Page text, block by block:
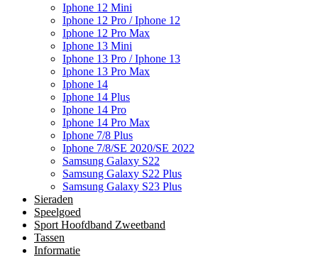
Iphone 12 Mini
Iphone 12 Pro / Iphone 12
Iphone 12 Pro Max
Iphone 13 Mini
Iphone 13 Pro / Iphone 13
Iphone 13 Pro Max
Iphone 14
Iphone 14 Plus
Iphone 14 Pro
Iphone 14 Pro Max
Iphone 7/8 Plus
Iphone 7/8/SE 2020/SE 2022
Samsung Galaxy S22
Samsung Galaxy S22 Plus
Samsung Galaxy S23 Plus
Sieraden
Speelgoed
Sport Hoofdband Zweetband
Tassen
Informatie